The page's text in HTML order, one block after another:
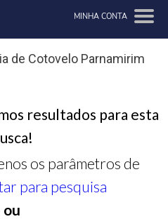
MINHA CONTA
de Cotovelo Parnamirim
resultados para esta
os parâmetros de
para pesquisa
ou